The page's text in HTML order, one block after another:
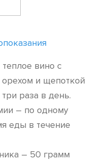
вино с
и щепоткой
раза в день.
– по одному
еды в течение
– 50 грамм